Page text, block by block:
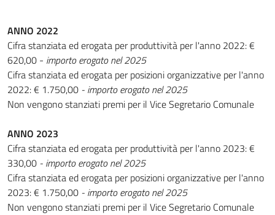
ANNO 2022
Cifra stanziata ed erogata per produttività per l'anno 2022: €
620,00 - importo erogato nel 2025
Cifra stanziata ed erogata per posizioni organizzative per l'anno
2022: € 1.750,00 - importo erogato nel 2025
Non vengono stanziati premi per il Vice Segretario Comunale
ANNO 2023
Cifra stanziata ed erogata per produttività per l'anno 2023: €
330,00 - importo erogato nel 2025
Cifra stanziata ed erogata per posizioni organizzative per l'anno
2023: € 1.750,00 - importo erogato nel 2025
Non vengono stanziati premi per il Vice Segretario Comunale